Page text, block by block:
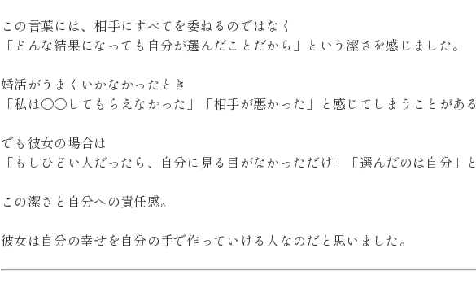
この言葉には、相手にすべてを委ねるのではなく
「どんな結果になっても自分が選んだことだから」という潔さを感じました。
婚活がうまくいかなかったとき
「私は〇〇してもらえなかった」「相手が悪かった」と感じてしまうことがあ
でも彼女の場合は
「もしひどい人だったら、自分に見る目がなかっただけ」「選んだのは自分」
この潔さと自分への責任感。
彼女は自分の幸せを自分の手で作っていける人なのだと思いました。